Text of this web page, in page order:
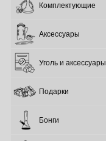
Комплектующие
Аксессуары
Уголь и аксессуары
Подарки
Бонги